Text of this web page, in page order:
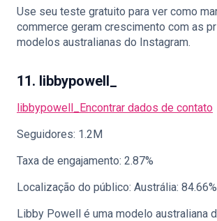
Use seu teste gratuito para ver como
commerce geram crescimento com as
modelos australianas do Instagram.
11. libbypowell_
libbypowell_ Encontrar dados de contato
Seguidores: 1.2M
Taxa de engajamento: 2.87%
Localização do público: Austrália: 84.66%
Libby Powell é uma modelo australiana